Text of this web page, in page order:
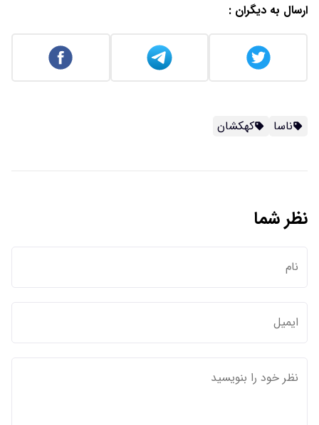
ارسال به دیگران :
ناسا کهکشان
نظر شما